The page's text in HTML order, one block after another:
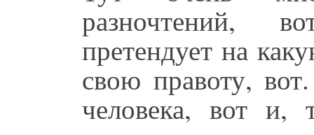
разночтений,
претендует на
свою правоту,
человека, вот